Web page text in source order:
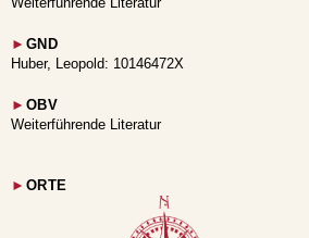
► GND
Huber, Leopold: 10146472X
► OBV
Weiterführende Literatur
► ORTE